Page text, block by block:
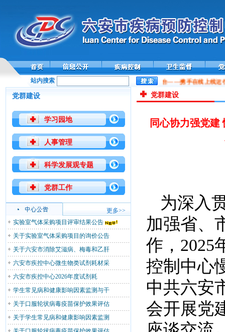
站内搜索 全国性病艾滋病数字化防控平台——携手在线上线运行
党群建设
学习园地
人事管理
科学发展观专题
党群工作
更多>>
实验室气体采购项目评审结果公告
关于实验室气体采购项目的询价公告
关于六安市消除艾滋病、梅毒和乙肝
六安市疾控中心微生物类试剂耗材采
六安市疾控中心2026年度试剂耗
学生常见病和健康影响因素监测与干
关于口服轮状病毒疫苗保护效果评估
关于学生常见病和健康影响因素监测
党群建设
同心协力强党建
为深入
加强省、
作，2025
控制中心
中共六安
会开展党